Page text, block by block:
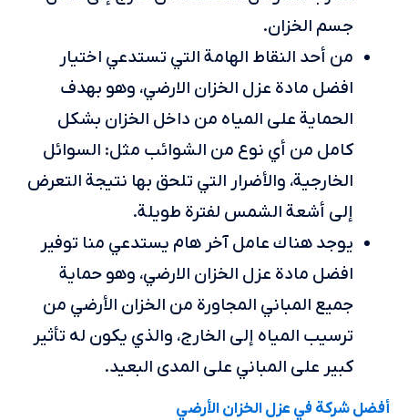
جسم الخزان.
من أحد النقاط الهامة التي تستدعي اختيار
افضل مادة عزل الخزان الارضي، وهو بهدف
الحماية على المياه من داخل الخزان بشكل
كامل من أي نوع من الشوائب مثل: السوائل
الخارجية، والأضرار التي تلحق بها نتيجة التعرض
إلى أشعة الشمس لفترة طويلة.
يوجد هناك عامل آخر هام يستدعي منا توفير
افضل مادة عزل الخزان الارضي، وهو حماية
جميع المباني المجاورة من الخزان الأرضي من
ترسيب المياه إلى الخارج، والذي يكون له تأثير
كبير على المباني على المدى البعيد.
أفضل شركة في عزل الخزان الأرضي